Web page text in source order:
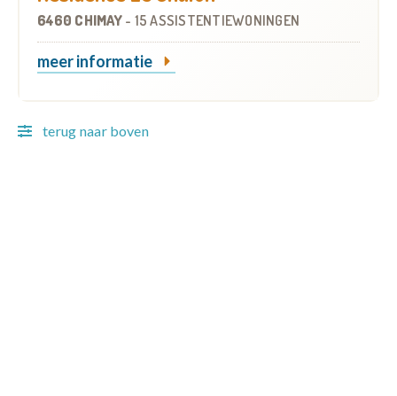
6460 CHIMAY - 15 ASSISTENTIEWONINGEN
meer informatie
terug naar boven